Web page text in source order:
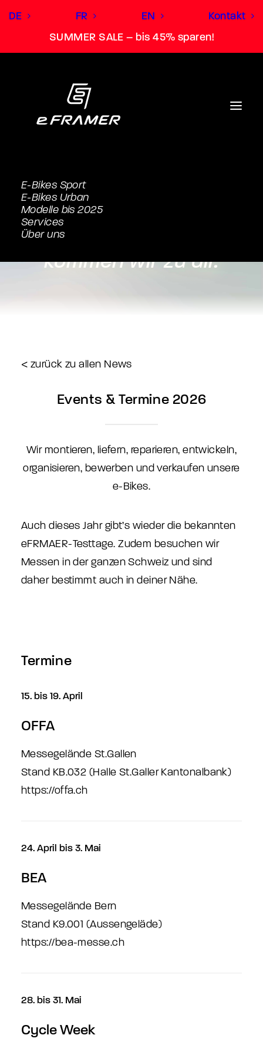
SUMMER SALE – bis 45% sparen!
DE FR EN Kontakt
E-Bikes Sport
E-Bikes Urban
Modelle bis 2025
Services
Über uns
Kommst du nicht zu
kommen wir zu dir.
< zurück zu allen News
Events & Termine 2026
Wir montieren, liefern, reparieren, entwickeln,
organisieren, bewerben und verkaufen unsere
e-Bikes.
Auch dieses Jahr gibt’s wieder die bekannten
eFRMAER-Testtage. Zudem besuchen wir
Messen in der ganzen Schweiz und sind
daher bestimmt auch in deiner Nähe.
Termine
15. bis 19. April
OFFA
Messegelände St.Gallen
Stand KB.032 (Halle St.Galler Kantonalbank)
https://offa.ch
24. April bis 3. Mai
BEA
Messegelände Bern
Stand K9.001 (Aussengeläde)
https://bea-messe.ch
28. bis 31. Mai
Cycle Week